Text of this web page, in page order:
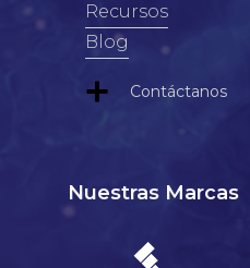
Recursos
Blog
Contáctanos
Nuestras Marcas